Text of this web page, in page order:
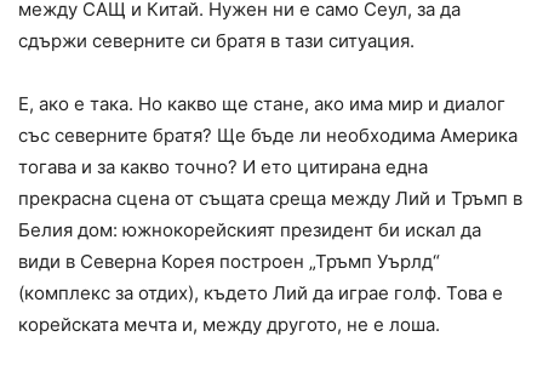
между САЩ и Китай. Нужен ни е само Сеул, за да
сдържи северните си братя в тази ситуация.
Е, ако е така. Но какво ще стане, ако има мир и диалог
със северните братя? Ще бъде ли необходима Америка
тогава и за какво точно? И ето цитирана една
прекрасна сцена от същата среща между Лий и Тръмп в
Белия дом: южнокорейският президент би искал да
види в Северна Корея построен „Тръмп Уърлд“
(комплекс за отдих), където Лий да играе голф. Това е
корейската мечта и, между другото, не е лоша.